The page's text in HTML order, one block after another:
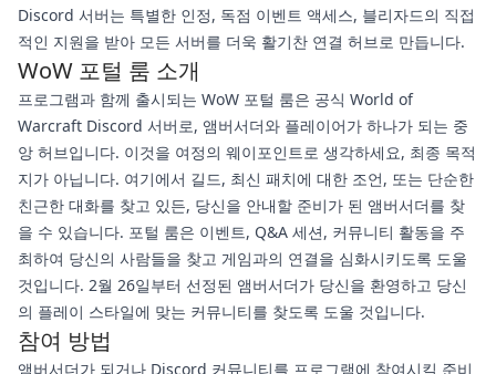
Discord 서버는 특별한 인정, 독점 이벤트 액세스, 블리자드의 직접
적인 지원을 받아 모든 서버를 더욱 활기찬 연결 허브로 만듭니다.
WoW 포털 룸 소개
프로그램과 함께 출시되는 WoW 포털 룸은 공식 World of
Warcraft Discord 서버로, 앰버서더와 플레이어가 하나가 되는 중
앙 허브입니다. 이것을 여정의 웨이포인트로 생각하세요, 최종 목적
지가 아닙니다. 여기에서 길드, 최신 패치에 대한 조언, 또는 단순한
친근한 대화를 찾고 있든, 당신을 안내할 준비가 된 앰버서더를 찾
을 수 있습니다. 포털 룸은 이벤트, Q&A 세션, 커뮤니티 활동을 주
최하여 당신의 사람들을 찾고 게임과의 연결을 심화시키도록 도울
것입니다. 2월 26일부터 선정된 앰버서더가 당신을 환영하고 당신
의 플레이 스타일에 맞는 커뮤니티를 찾도록 도울 것입니다.
참여 방법
앰버서더가 되거나 Discord 커뮤니티를 프로그램에 참여시킬 준비